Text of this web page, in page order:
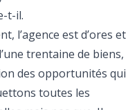
t-­il.
l’agence est d’ores et
trentaine de biens,
des opportunités qui
toutes les